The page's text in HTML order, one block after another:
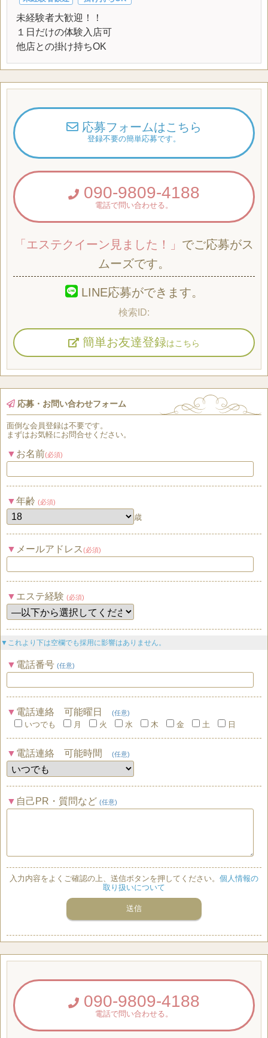
未経験者大歓迎！！
１日だけの体験入店可
他店との掛け持ちOK
応募フォームはこちら
登録不要の簡単応募です。
090-9809-4188
電話で問い合わせる。
「エステクイーン見ました！」 でご応募がス
ムーズです。
LINE応募ができます。
簡単お友達登録はこちら
応募・お問い合わせフォーム
面倒な会員登録は不要です。
まずはお気軽にお問合せください。
お名前(必須)
年齢 (必須)
歳
メールアドレス (必須)
エステ経験 (必須)
▼これより下は空欄でも採用に影響はありません。
電話番号 (任意)
電話連絡 可能曜日 (任意)
いつでも 月 火 水 木 金 土 日
電話連絡 可能時間 (任意)
自己PR・質問など (任意)
入力内容をよくご確認の上、送信ボタンを押してください。 個人情報の
取り扱いについて
090-9809-4188
電話で問い合わせる。